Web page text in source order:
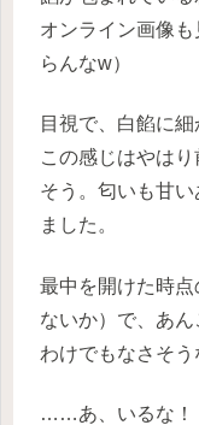
オンライン画像
らんなw）
目視で、白餡に
この感じはやは
そう。匂いも甘
ました。
最中を開けた時
ないか）で、あ
わけでもなさそう
……あ、いるな！